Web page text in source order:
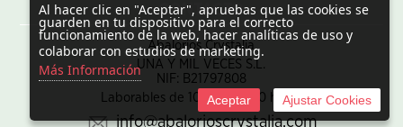
CONTACTO
Abalorios Crystalia
UNA Y MIL VECES S.L.
NIF: B21797808
Laborables de 10:00 - 20:00 horas
info@abalorioscrystalia.com
Al hacer clic en "Aceptar", apruebas que las cookies se
guarden en tu dispositivo para el correcto
funcionamiento de la web, hacer analíticas de uso y
colaborar con estudios de marketing.
Más Información
Aceptar Ajustar Cookies